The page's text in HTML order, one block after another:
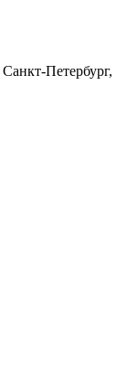
Санкт-Петербург,